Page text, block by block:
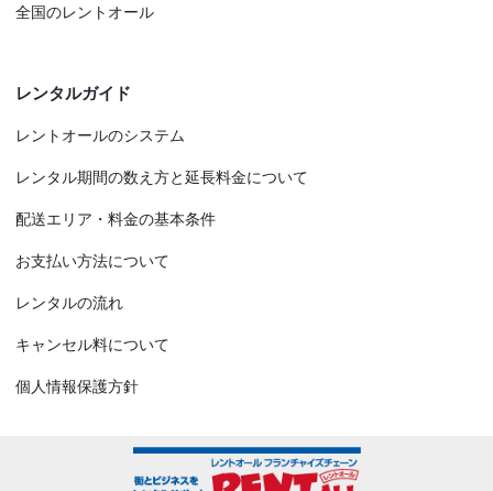
全国のレントオール
レンタルガイド
レントオールのシステム
レンタル期間の数え方と延長料金について
配送エリア・料金の基本条件
お支払い方法について
レンタルの流れ
キャンセル料について
個人情報保護方針